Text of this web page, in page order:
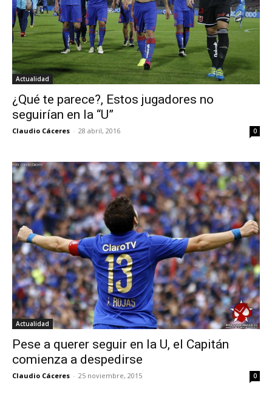
Actualidad
¿Qué te parece?, Estos jugadores no
seguirían en la “U”
Claudio Cáceres - 28 abril, 2016 0
Actualidad
Pese a querer seguir en la U, el Capitán
comienza a despedirse
Claudio Cáceres - 25 noviembre, 2015 0